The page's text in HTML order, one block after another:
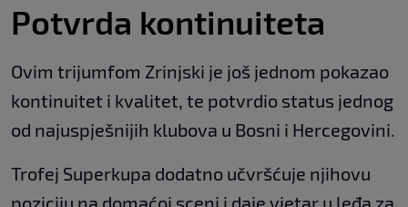
Potvrda kontinuiteta
Ovim trijumfom Zrinjski je još jednom pokazao
kontinuitet i kvalitet, te potvrdio status jednog
od najuspješnijih klubova u Bosni i Hercegovini.
Trofej Superkupa dodatno učvršćuje njihovu
poziciju na domaćoj sceni i daje vjetar u leđa za